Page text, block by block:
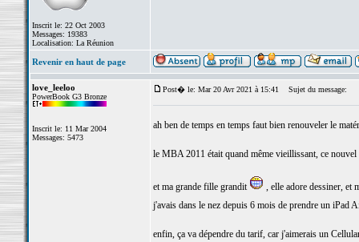
Inscrit le: 22 Oct 2003
Messages: 19383
Localisation: La Réunion
Revenir en haut de page
love_leeloo
PowerBook G3 Bronze
Inscrit le: 11 Mar 2004
Messages: 5473
Post� le: Mar 20 Avr 2021 à 15:41 Sujet du message:
ah ben de temps en temps faut bien renouveler le
le MBA 2011 était quand même vieillissant, ce
et ma grande fille grandit
, elle adore dessiner, et
j'avais dans le nez depuis 6 mois de prendre un iPad
enfin, ça va dépendre du tarif, car j'aimerais un